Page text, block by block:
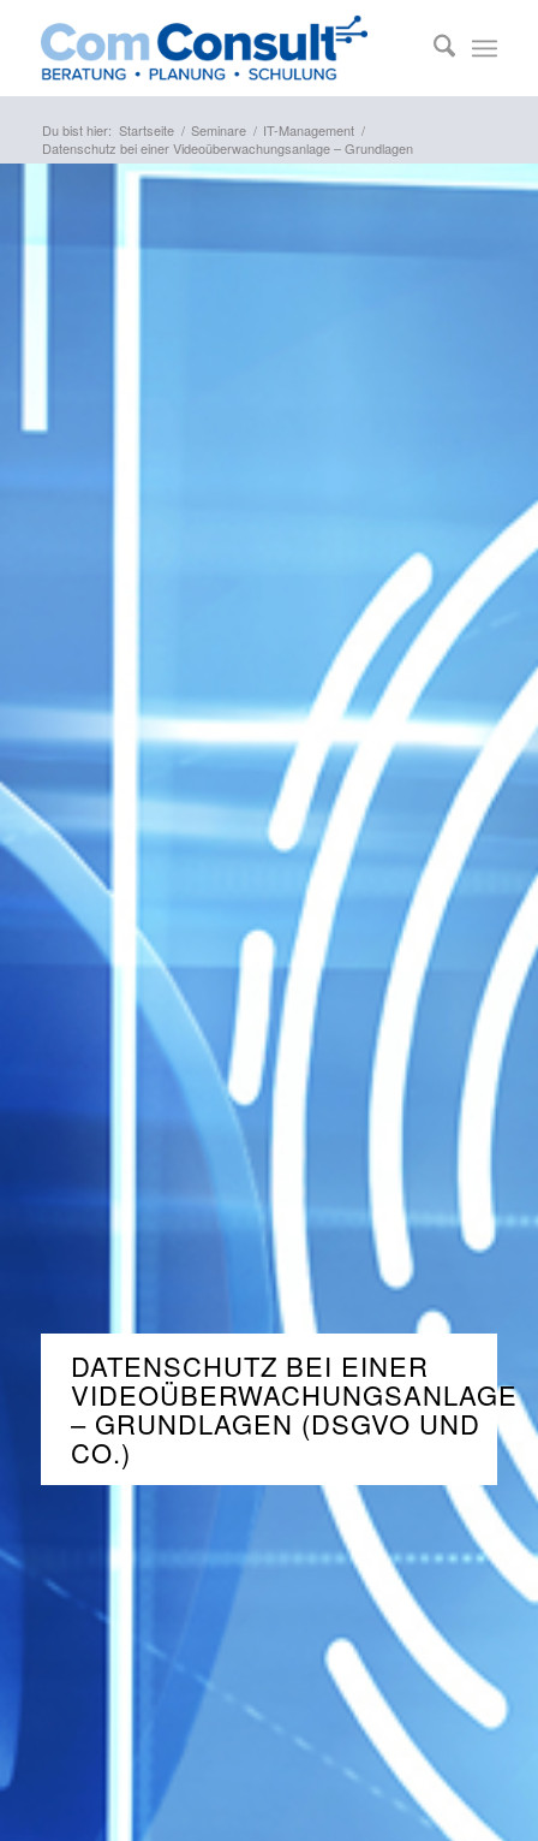
Du bist hier: Startseite / Seminare / IT-Management /
Datenschutz bei einer Videoüberwachungsanlage – Grundlagen
DATENSCHUTZ BEI EINER
VIDEOÜBERWACHUNGSANLAGE
– GRUNDLAGEN (DSGVO UND
CO.)